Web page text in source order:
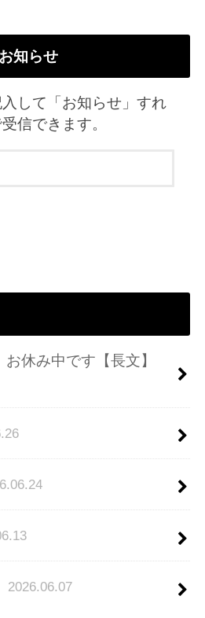
知らせ
して「お知らせ」すれ
信できます。
お休み中です【長文】
2026.06.07